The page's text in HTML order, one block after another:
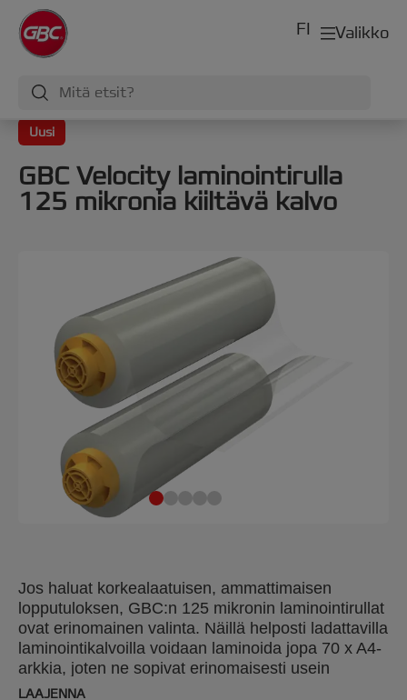
Valikko
FI
Uusi
GBC Velocity laminointirulla
125 mikronia kiiltävä kalvo
Jos haluat korkealaatuisen, ammattimaisen
lopputuloksen, GBC:n 125 mikronin laminointirullat
ovat erinomainen valinta. Näillä helposti ladattavilla
laminointikalvoilla voidaan laminoida jopa 70 x A4-
arkkia, joten ne sopivat erinomaisesti usein
käsiteltäviin asiakirjoihin, kuten henkilökortteihin ja
LAAJENNA